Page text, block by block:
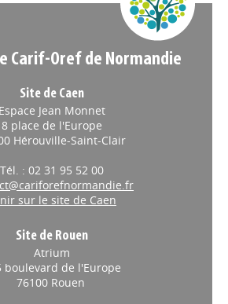
Carif-Oref de Normandie
Site de Caen
Espace Jean Monnet
8 place de l'Europe
Hérouville-Saint-Clair
Tél. : 02 31 95 52 00
sur le site de Caen
Site de Rouen
Atrium
boulevard de l'Europe
76100 Rouen